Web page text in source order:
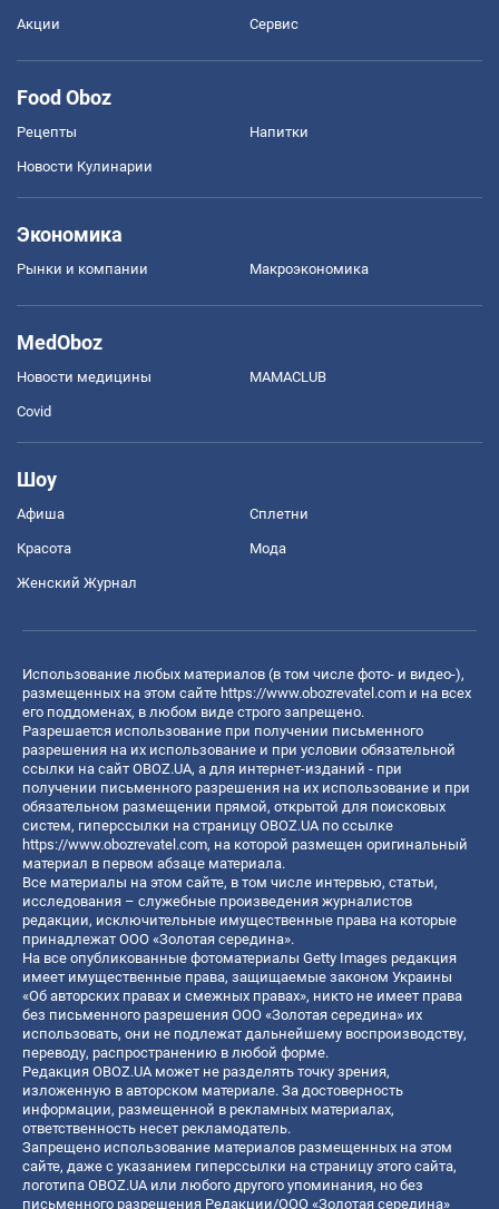
Акции Сервис
Food Oboz
Рецепты Напитки
Новости Кулинарии
Экономика
Рынки и компании Mакроэкономика
MedOboz
Новости медицины MAMACLUB
Covid
Шоу
Афиша Сплетни
Красота Мода
Женский Журнал
Использование любых материалов (в том числе фото- и видео-),
размещенных на этом сайте https://www.obozrevatel.com и на всех
его поддоменах, в любом виде строго запрещено.
Разрешается использование при получении письменного
разрешения на их использование и при условии обязательной
ссылки на сайт OBOZ.UA, а для интернет-изданий - при
получении письменного разрешения на их использование и при
обязательном размещении прямой, открытой для поисковых
систем, гиперссылки на страницу OBOZ.UA по ссылке
https://www.obozrevatel.com, на которой размещен оригинальный
материал в первом абзаце материала.
Все материалы на этом сайте, в том числе интервью, статьи,
исследования – служебные произведения журналистов
редакции, исключительные имущественные права на которые
принадлежат ООО «Золотая середина».
На все опубликованные фотоматериалы Getty Images редакция
имеет имущественные права, защищаемые законом Украины
«Об авторских правах и смежных правах», никто не имеет права
без письменного разрешения ООО «Золотая середина» их
использовать, они не подлежат дальнейшему воспроизводству,
переводу, распространению в любой форме.
Редакция OBOZ.UA может не разделять точку зрения,
изложенную в авторском материале. За достоверность
информации, размещенной в рекламных материалах,
ответственность несет рекламодатель.
Запрещено использование материалов размещенных на этом
сайте, даже с указанием гиперссылки на страницу этого сайта,
логотипа OBOZ.UA или любого другого упоминания, но без
письменного разрешения Редакции/ООО «Золотая середина»